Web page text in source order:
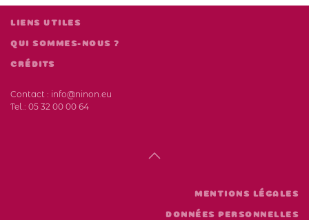
LIENS UTILES
QUI SOMMES-NOUS ?
CRÉDITS
Contact : info@ninon.eu
Tel.: 05 32 00 00 64
MENTIONS LÉGALES
DONNÉES PERSONNELLES